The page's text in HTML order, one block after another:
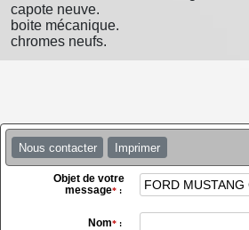
capote neuve.
boite mécanique.
chromes neufs.
Nous contacter Imprimer
Objet de votre
message*:
Nom*: